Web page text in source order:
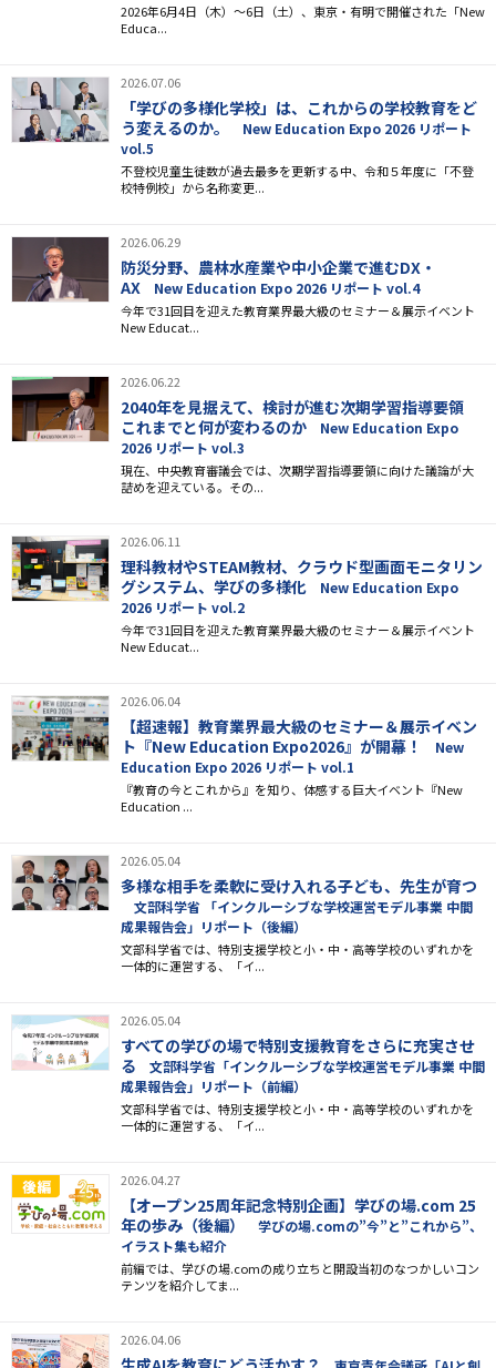
2026年6月4日（木）〜6日（土）、東京・有明で開催された「New
Educa...
2026.07.06
「学びの多様化学校」は、これからの学校教育をど
う変えるのか。
New Education Expo 2026 リポート
vol.5
不登校児童生徒数が過去最多を更新する中、令和５年度に「不登
校特例校」から名称変更...
2026.06.29
防災分野、農林水産業や中小企業で進むDX・
AX
New Education Expo 2026 リポート vol.4
今年で31回目を迎えた教育業界最大級のセミナー＆展示イベント
New Educat...
2026.06.22
2040年を見据えて、検討が進む次期学習指導要領
これまでと何が変わるのか
New Education Expo
2026 リポート vol.3
現在、中央教育審議会では、次期学習指導要領に向けた議論が大
詰めを迎えている。その...
2026.06.11
理科教材やSTEAM教材、クラウド型画面モニタリン
グシステム、学びの多様化
New Education Expo
2026 リポート vol.2
今年で31回目を迎えた教育業界最大級のセミナー＆展示イベント
New Educat...
2026.06.04
【超速報】教育業界最大級のセミナー＆展示イベン
ト『New Education Expo2026』が開幕！
New
Education Expo 2026 リポート vol.1
『教育の今とこれから』を知り、体感する巨大イベント『New
Education ...
2026.05.04
多様な相手を柔軟に受け入れる子ども、先生が育つ
文部科学省 「インクルーシブな学校運営モデル事業 中間
成果報告会」リポート（後編）
文部科学省では、特別支援学校と小・中・高等学校のいずれかを
一体的に運営する、「イ...
2026.05.04
すべての学びの場で特別支援教育をさらに充実させ
る
文部科学省「インクルーシブな学校運営モデル事業 中間
成果報告会」リポート（前編）
文部科学省では、特別支援学校と小・中・高等学校のいずれかを
一体的に運営する、「イ...
2026.04.27
【オープン25周年記念特別企画】学びの場.com 25
年の歩み（後編）
学びの場.comの”今”と”これから”、
イラスト集も紹介
前編では、学びの場.comの成り立ちと開設当初のなつかしいコン
テンツを紹介してま...
2026.04.06